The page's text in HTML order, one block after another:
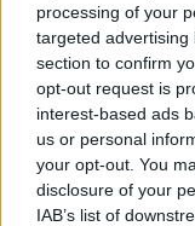
processing of your
targeted
section to confirm
opt-out request is
interest-based ads
us or personal
your opt-out. You
disclosure of your
IAB’s list of
Verduree
cous cous,
per la cucina in
di sughi e
alla genovese,
momento: